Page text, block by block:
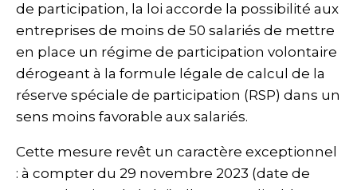
de participation, la loi accorde la possibilité aux
entreprises de moins de 50 salariés de mettre
en place un régime de participation volontaire
dérogeant à la formule légale de calcul de la
réserve spéciale de participation (RSP) dans un
sens moins favorable aux salariés.
Cette mesure revêt un caractère exceptionnel
: à compter du 29 novembre 2023 (date de